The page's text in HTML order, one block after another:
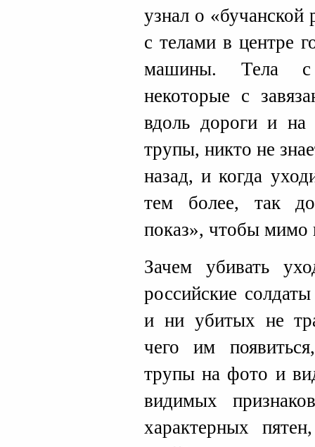
узнал о
с телами в центре
машины. Тела с
некоторые с
вдоль дороги и
трупы, никто не
назад, и когда
тем более, так
показ», чтобы мимо
Зачем убивать
российские
и ни убитых не
чего им
трупы на фото и
видимых
характерных